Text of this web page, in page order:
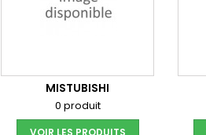
MISTUBISHI
0 produit
VOIR LES PRODUITS